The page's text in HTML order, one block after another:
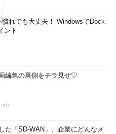
慣れでも大丈夫！ WindowsでDock
ント
編集の裏側をチラ見せ♡
た「SD-WAN」、企業にどんなメ